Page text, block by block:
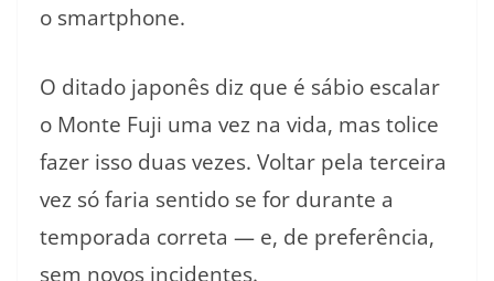
o smartphone.
O ditado japonês diz que é sábio escalar
o Monte Fuji uma vez na vida, mas tolice
fazer isso duas vezes. Voltar pela terceira
vez só faria sentido se for durante a
temporada correta — e, de preferência,
sem novos incidentes.